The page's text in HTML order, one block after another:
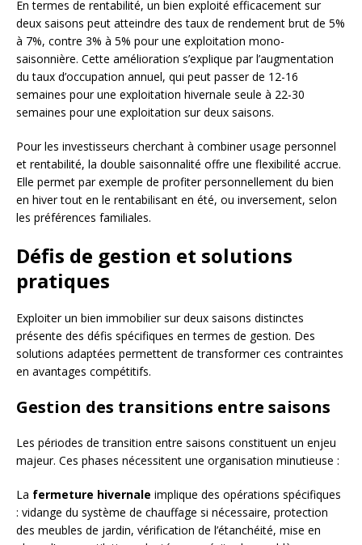
En termes de rentabilité, un bien exploité efficacement sur
deux saisons peut atteindre des taux de rendement brut de 5%
à 7%, contre 3% à 5% pour une exploitation mono-
saisonnière. Cette amélioration s’explique par l’augmentation
du taux d’occupation annuel, qui peut passer de 12-16
semaines pour une exploitation hivernale seule à 22-30
semaines pour une exploitation sur deux saisons.
Pour les investisseurs cherchant à combiner usage personnel
et rentabilité, la double saisonnalité offre une flexibilité accrue.
Elle permet par exemple de profiter personnellement du bien
en hiver tout en le rentabilisant en été, ou inversement, selon
les préférences familiales.
Défis de gestion et solutions
pratiques
Exploiter un bien immobilier sur deux saisons distinctes
présente des défis spécifiques en termes de gestion. Des
solutions adaptées permettent de transformer ces contraintes
en avantages compétitifs.
Gestion des transitions entre saisons
Les périodes de transition entre saisons constituent un enjeu
majeur. Ces phases nécessitent une organisation minutieuse :
La fermeture hivernale implique des opérations spécifiques
: vidange du système de chauffage si nécessaire, protection
des meubles de jardin, vérification de l’étanchéité, mise en